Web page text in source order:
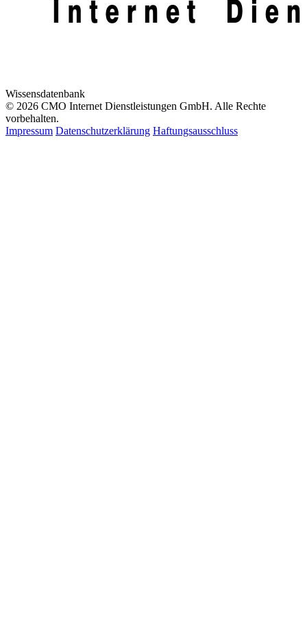
Wissensdatenbank
© 2026 CMO Internet Dienstleistungen GmbH. Alle Rechte
vorbehalten.
Impressum Datenschutzerklärung Haftungsausschluss